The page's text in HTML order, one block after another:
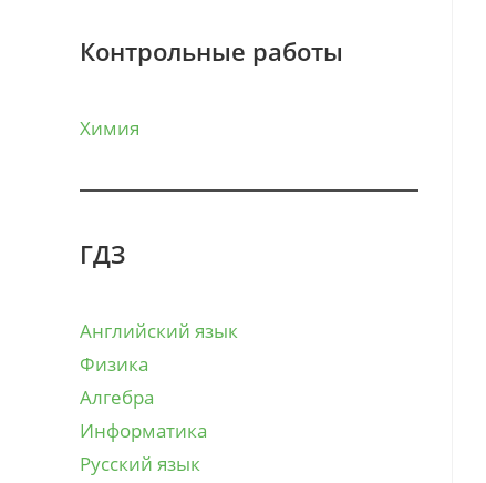
Контрольные работы
Химия
ГДЗ
Английский язык
Физика
Алгебра
Информатика
Русский язык